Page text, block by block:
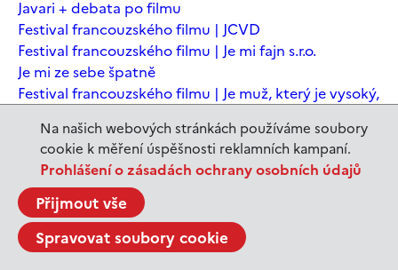
Na našich webových stránkách používáme soubory
cookie k měření úspěšnosti reklamních kampaní.
Prohlášení o zásadách ochrany osobních údajů
Přijmout vše
Spravovat soubory cookie
Javari + debata po filmu
Festival francouzského filmu | JCVD
Festival francouzského filmu | Je mi fajn s.r.o.
Je mi ze sebe špatně
Festival francouzského filmu | Je muž, který je vysoký,
Chomským
Festival francouzského filmu | Je to jen konec světa
Festival francouzského filmu | Je to jen konec světa
Festival francouzského filmu | Jeanne du Barry -
Králova milenka
Jeanne du Barry – Králova milenka